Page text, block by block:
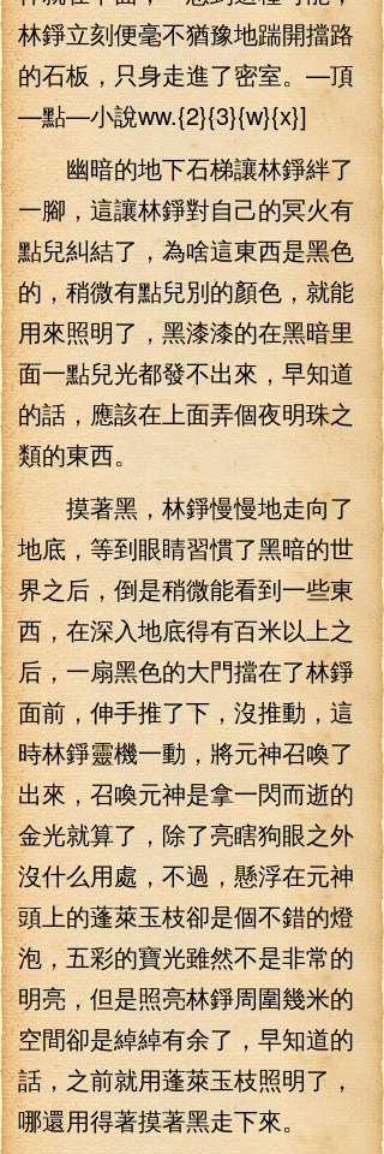
林錚立刻便毫不猶豫地踹開擋路
的石板，只身走進了密室。—頂
—點—小說ww.{2}{3}{w}{x}]
幽暗的地下石梯讓林錚絆了
一腳，這讓林錚對自己的冥火有
點兒糾結了，為啥這東西是黑色
的，稍微有點兒別的顏色，就能
用來照明了，黑漆漆的在黑暗里
面一點兒光都發不出來，早知道
的話，應該在上面弄個夜明珠之
類的東西。
摸著黑，林錚慢慢地走向了
地底，等到眼睛習慣了黑暗的世
界之后，倒是稍微能看到一些東
西，在深入地底得有百米以上之
后，一扇黑色的大門擋在了林錚
面前，伸手推了下，沒推動，這
時林錚靈機一動，將元神召喚了
出來，召喚元神是拿一閃而逝的
金光就算了，除了亮瞎狗眼之外
沒什么用處，不過，懸浮在元神
頭上的蓬萊玉枝卻是個不錯的燈
泡，五彩的寶光雖然不是非常的
明亮，但是照亮林錚周圍幾米的
空間卻是綽綽有余了，早知道的
話，之前就用蓬萊玉枝照明了，
哪還用得著摸著黑走下來。